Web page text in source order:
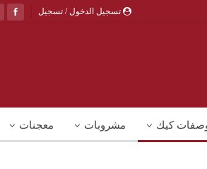
تسجيل الدخول / تسجيل
كيك مشروبات معجنات